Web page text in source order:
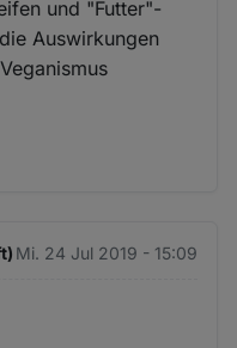
und "Futter"-
Auswirkungen
Mi. 24 Jul 2019 - 15:09